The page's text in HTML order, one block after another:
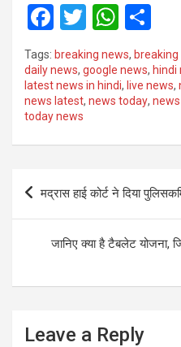
F
a
ce
b
o
o
T
tt
er
W
at
s
p
h
ar
e
Tags: breaking news,
daily news, google news, hindi
latest news in hindi, live news,
news latest, news today,
today news
Post
navigation
मद्रास हाई कोर्ट ने दिया
जानिए क्या है टैबलेट योजना,
Leave a Reply